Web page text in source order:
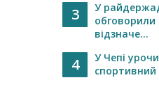
3
У
обговорили
відзначе...
4
У Чепі